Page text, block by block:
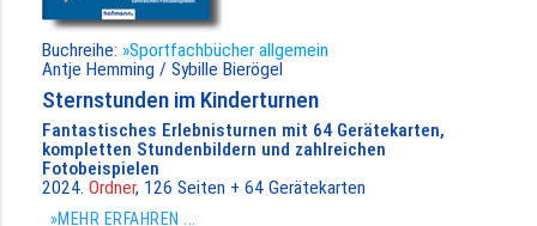
Buchreihe: »Sportfachbücher allgemein
Antje Hemming / Sybille Bierögel
Sternstunden im Kinderturnen
Fantastisches Erlebnisturnen mit 64 Gerätekarten,
kompletten Stundenbildern und zahlreichen
Fotobeispielen
2024. Ordner, 126 Seiten + 64 Gerätekarten
»MEHR ERFAHREN ...